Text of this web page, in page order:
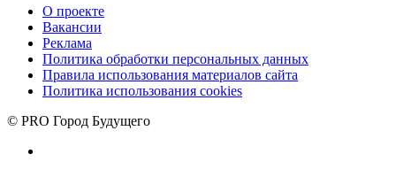
О проекте
Вакансии
Реклама
Политика обработки персональных данных
Правила использования материалов сайта
Политика использования cookies
© PRO Город Будущего